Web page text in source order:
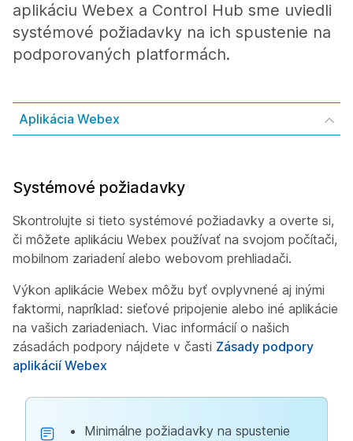
aplikáciu Webex a Control Hub sme uviedli
systémové požiadavky na ich spustenie na
podporovaných platformách.
Aplikácia Webex
Systémové požiadavky
Skontrolujte si tieto systémové požiadavky a overte si,
či môžete aplikáciu Webex používať na svojom počítači,
mobilnom zariadení alebo webovom prehliadači.
Výkon aplikácie Webex môžu byť ovplyvnené aj inými
faktormi, napríklad: sieťové pripojenie alebo iné aplikácie
na vašich zariadeniach. Viac informácií o našich
zásadách podpory nájdete v časti Zásady podpory
aplikácií Webex
Minimálne požiadavky na spustenie